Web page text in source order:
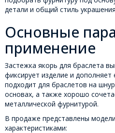
детали и общий стиль
Основные
применение
Застежка якорь для браслета
фиксирует изделие и дополняет
подходит для браслетов на
основах, а также хорошо
металлической фурнитурой.
В продаже представлены
характеристиками: